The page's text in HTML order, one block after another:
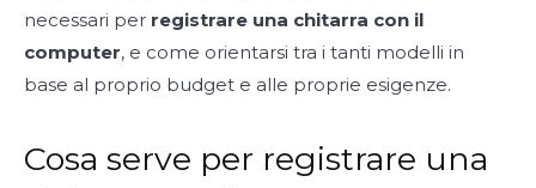
necessari per registrare una chitarra con il
computer, e come orientarsi tra i tanti modelli in
base al proprio budget e alle proprie esigenze.
Cosa serve per registrare una